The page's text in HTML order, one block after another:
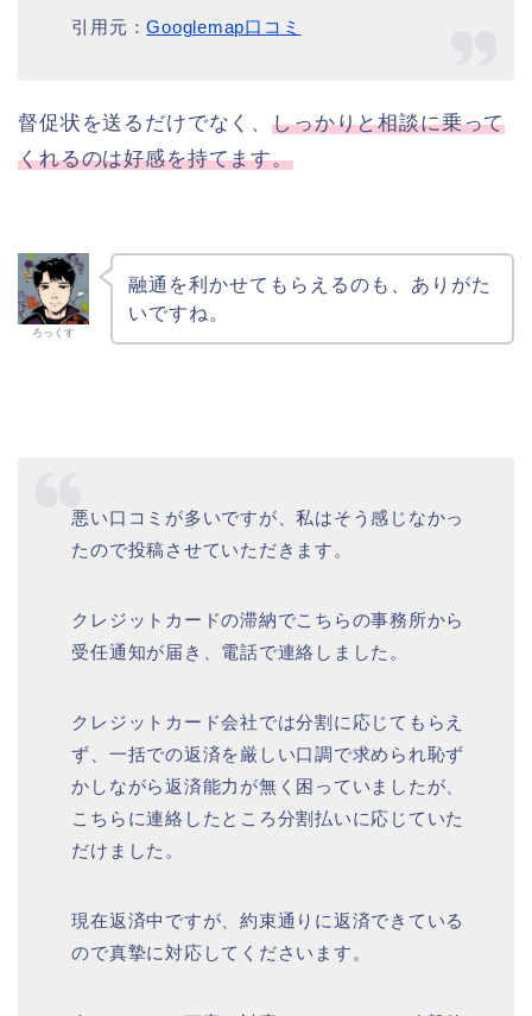
引用元：Googlemap口コミ
督促状を送るだけでなく、しっかりと相談に乗って
くれるのは好感を持てます。
ろっくす
融通を利かせてもらえるのも、ありがた
いですね。
悪い口コミが多いですが、私はそう感じなかっ
たので投稿させていただきます。
クレジットカードの滞納でこちらの事務所から
受任通知が届き、電話で連絡しました。
クレジットカード会社では分割に応じてもらえ
ず、一括での返済を厳しい口調で求められ恥ず
かしながら返済能力が無く困っていましたが、
こちらに連絡したところ分割払いに応じていた
だけました。
現在返済中ですが、約束通りに返済できている
ので真摯に対応してくださいます。